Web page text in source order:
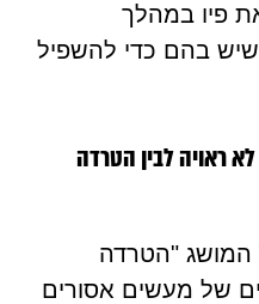
פיו במהלך
שיש בהם כדי להשפיל
ראויה לבין הטרדה
המושג "הטרדה
של מעשים אסורים